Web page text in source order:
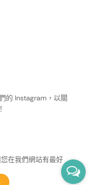
在我們網站有最好
的 Instagram，以關